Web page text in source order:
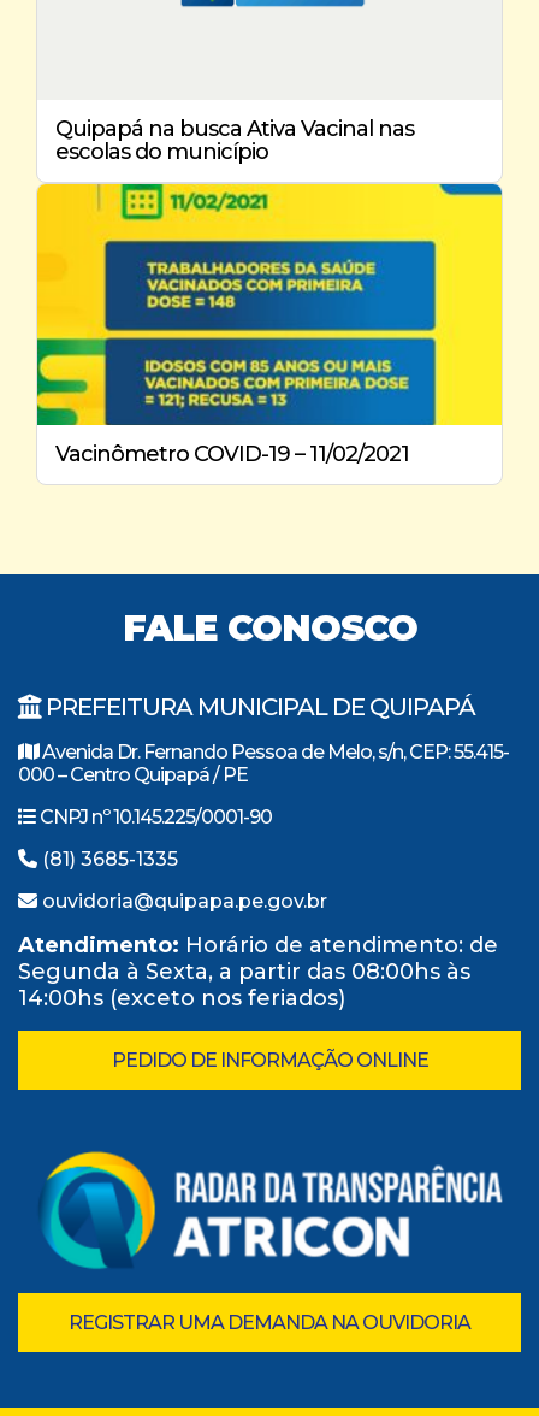
Quipapá na busca Ativa Vacinal nas
escolas do município
Vacinômetro COVID-19 – 11/02/2021
FALE CONOSCO
PREFEITURA MUNICIPAL DE QUIPAPÁ
Avenida Dr. Fernando Pessoa de Melo, s/n, CEP: 55.415-
000 – Centro Quipapá / PE
CNPJ nº 10.145.225/0001-90
(81) 3685-1335
ouvidoria@quipapa.pe.gov.br
Atendimento: Horário de atendimento: de
Segunda à Sexta, a partir das 08:00hs às
14:00hs (exceto nos feriados)
PEDIDO DE INFORMAÇÃO ONLINE
REGISTRAR UMA DEMANDA NA OUVIDORIA